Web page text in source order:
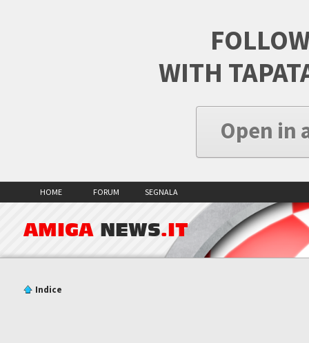
WITH
Open in
HOME FORUM SEGNALA
AMIGA NEWS.IT
Indice